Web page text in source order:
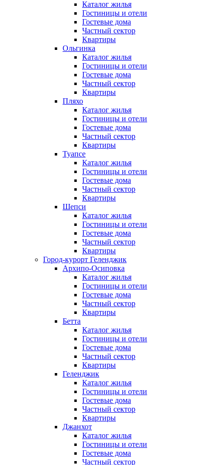
Каталог жилья
Гостиницы и отели
Гостевые дома
Частный сектор
Квартиры
Ольгинка
Каталог жилья
Гостиницы и отели
Гостевые дома
Частный сектор
Квартиры
Пляхо
Каталог жилья
Гостиницы и отели
Гостевые дома
Частный сектор
Квартиры
Туапсе
Каталог жилья
Гостиницы и отели
Гостевые дома
Частный сектор
Квартиры
Шепси
Каталог жилья
Гостиницы и отели
Гостевые дома
Частный сектор
Квартиры
Город-курорт Геленджик
Архипо-Осиповка
Каталог жилья
Гостиницы и отели
Гостевые дома
Частный сектор
Квартиры
Бетта
Каталог жилья
Гостиницы и отели
Гостевые дома
Частный сектор
Квартиры
Геленджик
Каталог жилья
Гостиницы и отели
Гостевые дома
Частный сектор
Квартиры
Джанхот
Каталог жилья
Гостиницы и отели
Гостевые дома
Частный сектор